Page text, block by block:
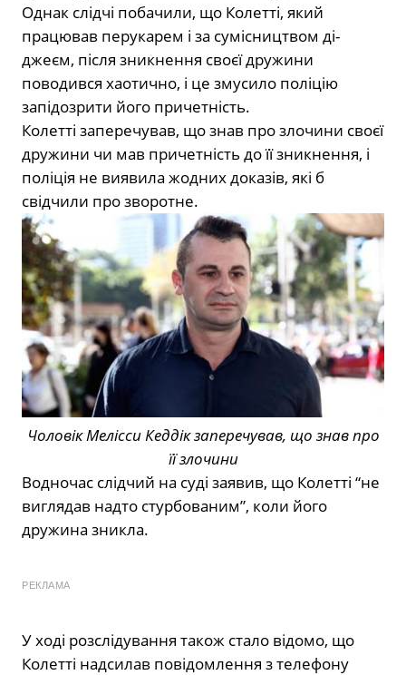
Однак слідчі побачили, що Колетті, який
працював перукарем і за сумісництвом ді-
джеєм, після зникнення своєї дружини
поводився хаотично, і це змусило поліцію
запідозрити його причетність.
Колетті заперечував, що знав про злочини своєї
дружини чи мав причетність до її зникнення, і
поліція не виявила жодних доказів, які б
свідчили про зворотне.
Чоловік Мелісси Кеддік заперечував, що знав про
її злочини
Водночас слідчий на суді заявив, що Колетті “не
виглядав надто стурбованим”, коли його
дружина зникла.
РЕКЛАМА
У ході розслідування також стало відомо, що
Колетті надсилав повідомлення з телефону